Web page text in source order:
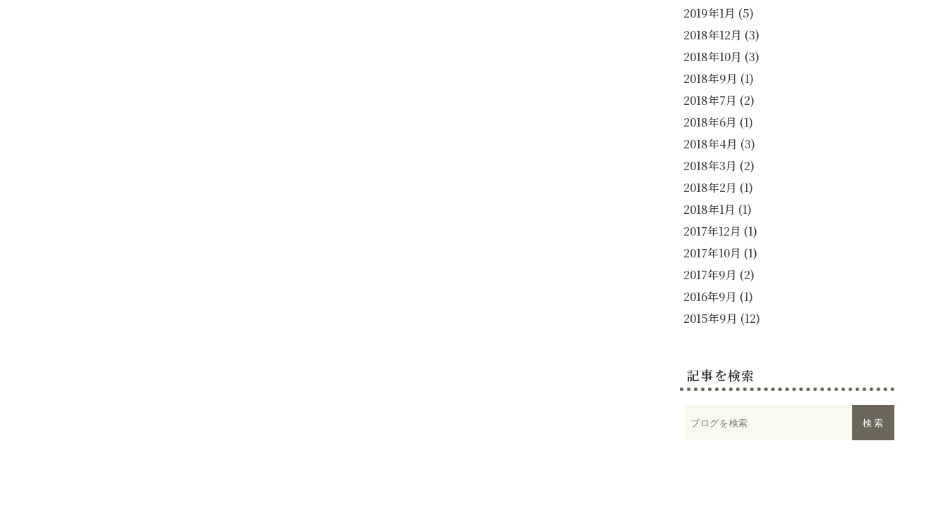
2019年1月 (5)
2018年12月 (3)
2018年10月 (3)
2018年9月 (1)
2018年7月 (2)
2018年6月 (1)
2018年4月 (3)
2018年3月 (2)
2018年2月 (1)
2018年1月 (1)
2017年12月 (1)
2017年10月 (1)
2017年9月 (2)
2016年9月 (1)
2015年9月 (12)
記事を検索